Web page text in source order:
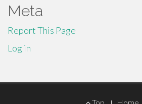
Meta
Report This Page
Log in